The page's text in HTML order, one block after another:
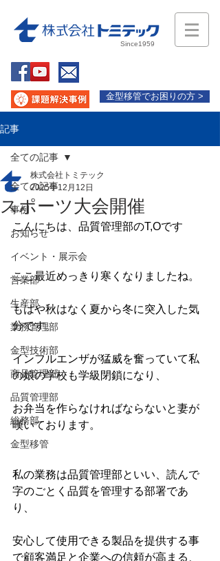
Since1959
金型移管でお困りの方 >
記事
全ての記事
事例
お知らせ
イベント・展示会
営業部
生産部
業務管理部
金型技術部
商品管理部
品質管理部
総務部
金型移管
全ての記事
スポーツ大会開催
株式会社トミテック
2025年12月12日
こんにちは、品質管理部のT,Oです
ここ最近めっきり寒くなりましたね。
もはや秋はなく夏から冬に突入した気
分です。
インフルエンザが猛威を奮っていて私
の娘の学校も学級閉鎖になり、
お弁当を作らなければならないと妻が
嘆いております。
私の業務は品質管理部といい、読んで
字のごとく品質を管理する部署であ
り、
安心して使用できる製品を提供する事
で顧客満足と企業への信頼が高まる、